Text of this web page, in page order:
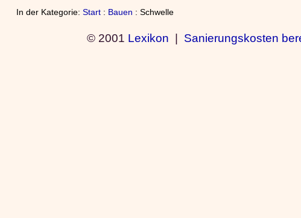
In der Kategorie: Start: Bauen : Schwelle
© 2001 Lexikon | Sanierungskosten